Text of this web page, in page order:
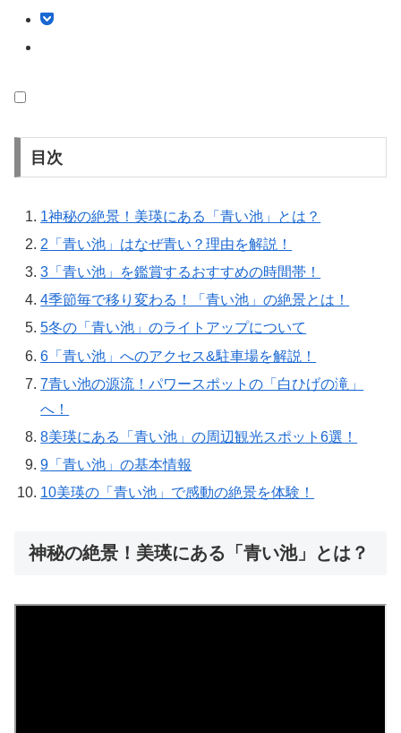
目次
1神秘の絶景！美瑛にある「青い池」とは？
2 「青い池」はなぜ青い？理由を解説！
3 「青い池」を鑑賞するおすすめの時間帯！
4季節毎で移り変わる！「青い池」の絶景とは！
5冬の「青い池」のライトアップについて
6 「青い池」へのアクセス&駐車場を解説！
7青い池の源流！パワースポットの「白ひげの滝」
へ！
8美瑛にある「青い池」の周辺観光スポット6選！
9 「青い池」の基本情報
10美瑛の「青い池」で感動の絶景を体験！
神秘の絶景！美瑛にある「青い池」とは？